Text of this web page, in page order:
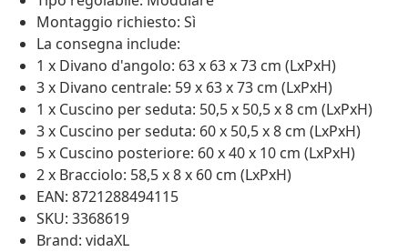
Montaggio richiesto: Sì
La consegna include:
1 x Divano d'angolo: 63 x 63 x 73 cm (LxPxH)
3 x Divano centrale: 59 x 63 x 73 cm (LxPxH)
1 x Cuscino per seduta: 50,5 x 50,5 x 8 cm (LxPxH)
3 x Cuscino per seduta: 60 x 50,5 x 8 cm (LxPxH)
5 x Cuscino posteriore: 60 x 40 x 10 cm (LxPxH)
2 x Bracciolo: 58,5 x 8 x 60 cm (LxPxH)
EAN: 8721288494115
SKU: 3368619
Brand: vidaXL